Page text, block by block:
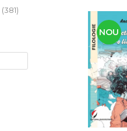
(381)
NOU